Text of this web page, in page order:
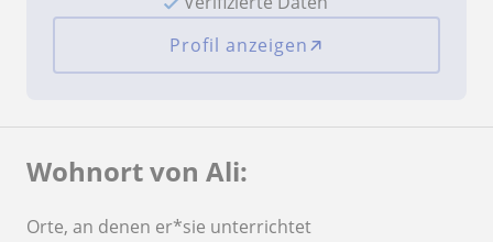
Profil anzeigen
Wohnort von Ali:
Orte, an denen er*sie unterrichtet